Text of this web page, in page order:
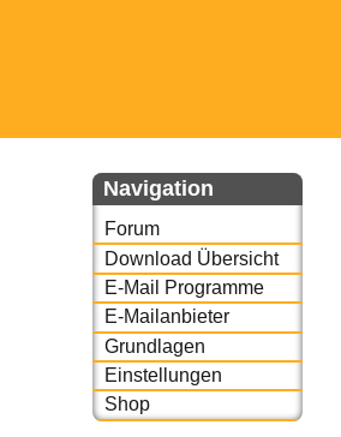
Navigation
Forum
Download Übersicht
E-Mail Programme
E-Mailanbieter
Grundlagen
Einstellungen
Shop
oder auch